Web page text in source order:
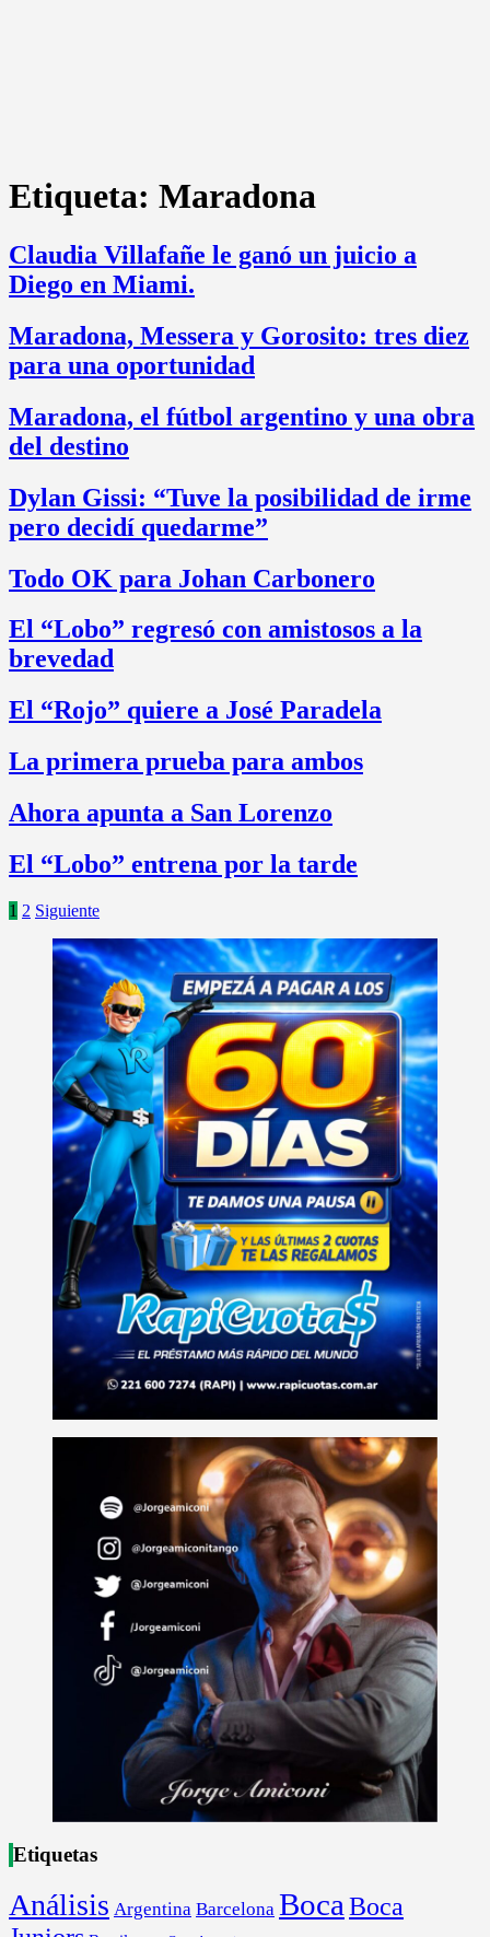
Etiqueta: Maradona
Claudia Villafañe le ganó un juicio a
Diego en Miami.
Maradona, Messera y Gorosito: tres diez
para una oportunidad
Maradona, el fútbol argentino y una obra
del destino
Dylan Gissi: “Tuve la posibilidad de irme
pero decidí quedarme”
Todo OK para Johan Carbonero
El “Lobo” regresó con amistosos a la
brevedad
El “Rojo” quiere a José Paradela
La primera prueba para ambos
Ahora apunta a San Lorenzo
El “Lobo” entrena por la tarde
Paginación
entradas
1 2 Siguiente
Etiquetas
Análisis Argentina Barcelona Boca Boca